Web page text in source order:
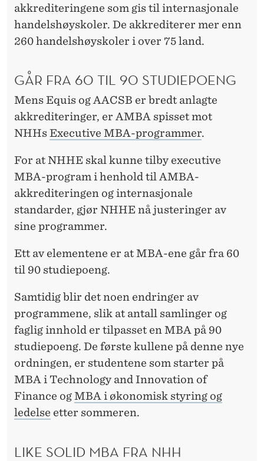
akkrediteringene som gis til internasjonale
handelshøyskoler. De akkrediterer mer enn
260 handelshøyskoler i over 75 land.
GÅR FRA 60 TIL 90 STUDIEPOENG
Mens Equis og AACSB er bredt anlagte
akkrediteringer, er AMBA spisset mot
NHHsExecutive MBA-programmer.
For at NHHE skal kunne tilby executive
MBA-program i henhold til AMBA-
akkrediteringen og internasjonale
standarder, gjør NHHE nå justeringer av
sine programmer.
Ett av elementene er at MBA-ene går fra 60
til 90 studiepoeng.
Samtidig blir det noen endringer av
programmene, slik at antall samlinger og
faglig innhold er tilpasset en MBA på 90
studiepoeng. De første kullene på denne nye
ordningen, er studentene som starter på
MBA i Technology and Innovation of
Finance ogMBA i økonomisk styring og
ledelse etter sommeren.
LIKE SOLID MBA FRA NHH